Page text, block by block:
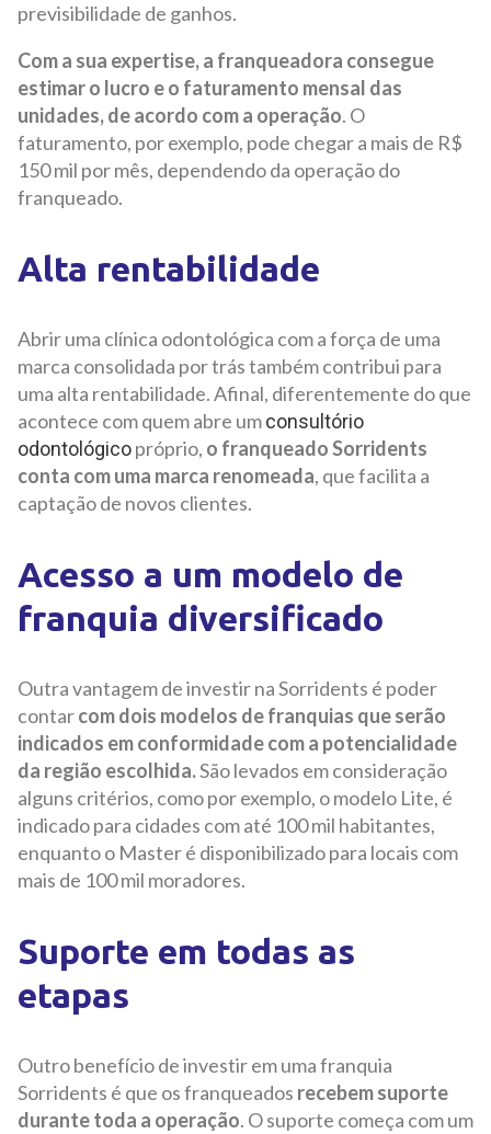
previsibilidade de ganhos.
Com a sua expertise, a franqueadora consegue
estimar o lucro e o faturamento mensal das
unidades, de acordo com a operação. O
faturamento, por exemplo, pode chegar a mais de R$
150 mil por mês, dependendo da operação do
franqueado.
Alta rentabilidade
Abrir uma clínica odontológica com a força de uma
marca consolidada por trás também contribui para
uma alta rentabilidade. Afinal, diferentemente do que
acontece com quem abre umconsultório
odontológicopróprio, o franqueado Sorridents
conta com uma marca renomeada, que facilita a
captação de novos clientes.
Acesso a um modelo de
franquia diversificado
Outra vantagem de investir na Sorridents é poder
contarcom dois modelos de franquias que serão
indicados em conformidade com a potencialidade
da região escolhida.São levados em consideração
alguns critérios, como por exemplo, o modelo Lite, é
indicado para cidades com até 100 mil habitantes,
enquanto o Master é disponibilizado para locais com
mais de 100 mil moradores.
Suporte em todas as
etapas
Outro benefício de investir em uma franquia
Sorridents é que os franqueados recebem suporte
durante toda a operação. O suporte começa com um